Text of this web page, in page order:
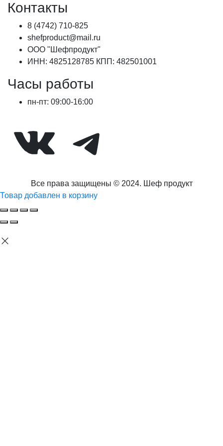
053,00 ₽.
Контакты
8 (4742) 710-825
shefproduct@mail.ru
ООО "Шефпродукт"
ИНН: 4825128785 КПП: 482501001
Часы работы
пн-пт: 09:00-16:00
ВКонтактеTelegram
Все права защищены © 2024. Шеф продукт
Товар добавлен в корзину